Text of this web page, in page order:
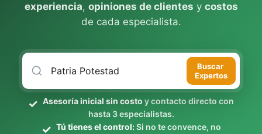
experiencia, opiniones de clientes y costos
de cada especialista.
Buscar
Expertos
Asesoría inicial sin costo y contacto directo con
hasta 3 especialistas.
Tú tienes el control:Si no te convence, no